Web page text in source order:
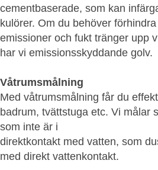
cementbaserade, som kan
kulörer. Om du behöver
emissioner och fukt tränger upp
har vi emissionsskyddande golv.
Våtrumsmålning
Med våtrumsmålning får du
badrum, tvättstuga etc. Vi målar
som inte är i
direktkontakt med vatten, som
med direkt vattenkontakt.